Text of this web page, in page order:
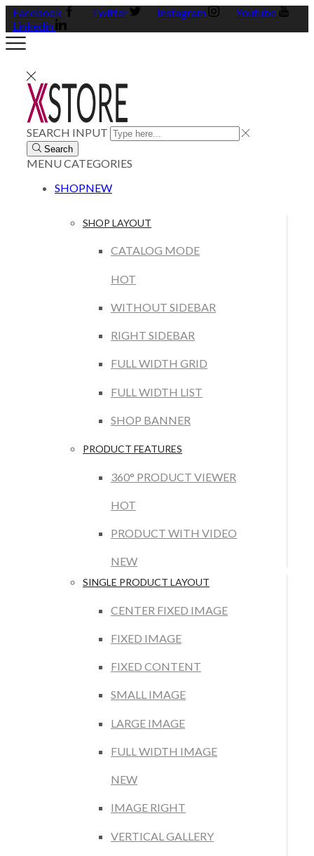
Facebook Twitter Instagram
Youtube
Linkedin
SEARCH INPUT
Search
MENUCATEGORIES
SHOPNEW
SHOP LAYOUT
CATALOG MODE
HOT
WITHOUT SIDEBAR
RIGHT SIDEBAR
FULL WIDTH GRID
FULL WIDTH LIST
SHOP BANNER
PRODUCT FEATURES
360° PRODUCT VIEWER
HOT
PRODUCT WITH VIDEO
NEW
SINGLE PRODUCT LAYOUT
CENTER FIXED IMAGE
FIXED IMAGE
FIXED CONTENT
SMALL IMAGE
LARGE IMAGE
FULL WIDTH IMAGE
NEW
IMAGE RIGHT
VERTICAL GALLERY